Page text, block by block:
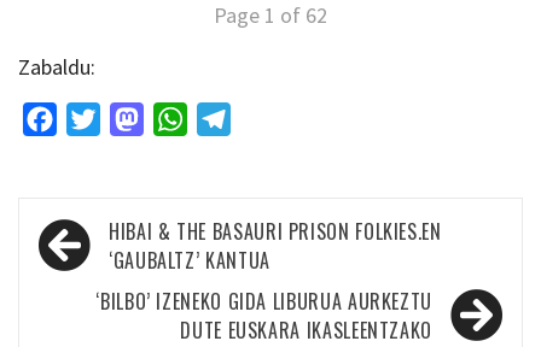
Page 1 of 62
Zabaldu:
FacebookTwitterMastodonWhatsApp
Bidalketetan
zehar
nabigatu
HIBAI & THE BASAURI PRISON FOLKIES.EN
‘GAUBALTZ’ KANTUA
‘BILBO’ IZENEKO GIDA LIBURUA AURKEZTU
DUTE EUSKARA IKASLEENTZAKO